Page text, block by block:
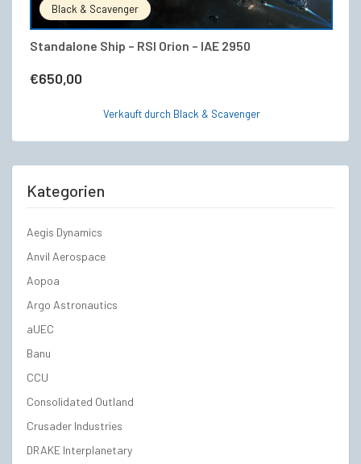
Black & Scavenger
Standalone Ship – RSI Orion – IAE 2950
€650,00
Verkauft durch Black & Scavenger
Kategorien
Aegis Dynamics
Anvil Aerospace
Aopoa
Argo Astronautics
aUEC
Banu
CCU
Consolidated Outland
Crusader Industries
DRAKE Interplanetary